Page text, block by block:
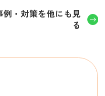
・対策を他にも見
る